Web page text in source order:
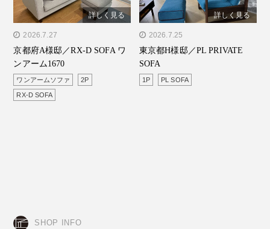
" alt="京都府A様邸／RX-D
SOFA ワンアーム1670"/>
詳しく見る
2026.7.27
京都府A様邸／RX-D SOFA ワ
ンアーム1670
ワンアームソファ 2P
RX-D SOFA
" alt="東京都H様邸／PL
PRIVATE SOFA"/>
詳しく見る
2026.7.25
東京都H様邸／PL PRIVATE
SOFA
1P PL SOFA
SHOP INFO